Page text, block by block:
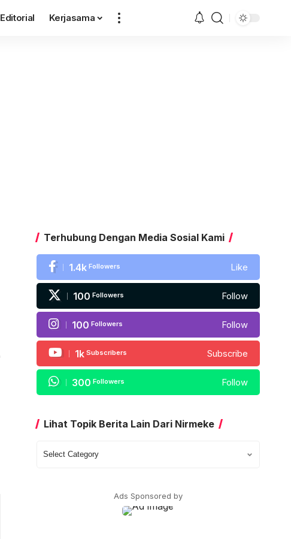
Editorial Kerjasama
Terhubung Dengan Media Sosial Kami
1.4k Followers Like
100 Followers Follow
100 Followers Follow
1k Subscribers Subscribe
300 Followers Follow
Lihat Topik Berita Lain Dari Nirmeke
Lihat
Ads Sponsored by